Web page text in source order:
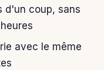
d'un coup, sans
avec le même